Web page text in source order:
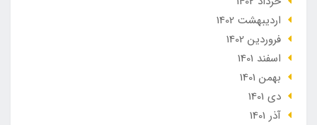
ارديبهشت 1402
فروردین 1402
اسفند 1401
بهمن 1401
دی 1401
آذر 1401